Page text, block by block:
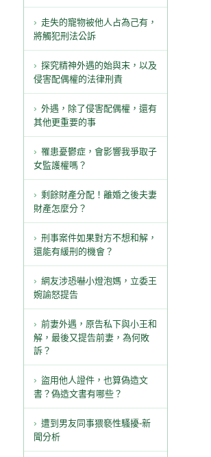
走失的寵物被他人占為己有，
將觸犯刑法公訴
探究精神外遇的始與末，以及
侵害配偶權的法律刑責
外遇，除了侵害配偶權，還有
其他更重要的事
罹患憂鬱症，會影響我爭取子
女監護權嗎？
剩餘財產分配！離婚之後夫妻
財產怎麼分？
刑事案件如果對方不想和解，
還能有緩刑的機會？
網友涉恐嚇小燈泡媽，立委王
婉諭怒提告
前妻外遇，原告私下與小王和
解，最後又提告前妻，為何敗
訴？
盜用他人證件，也算偽造文
書？偽造文書有哪些？
遭到男友同事猥褻性騷擾-新
聞分析